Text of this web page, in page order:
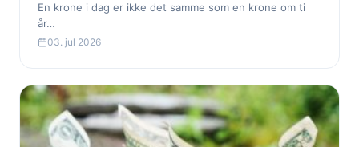
En krone i dag er ikke det samme som en krone om ti
år…
03. jul 2026